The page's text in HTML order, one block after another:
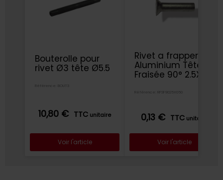
Bouterolle pour
rivet Ø3 tête Ø5.5
Référence: BOUT3
10,80 € TTC unitaire
Voir l'article
Rivet a frapper
Aluminium Tête
Fraisée 90° 2.5X5
Référence: RP3F9025X050
0,13 € TTC unitaire
Voir l'article